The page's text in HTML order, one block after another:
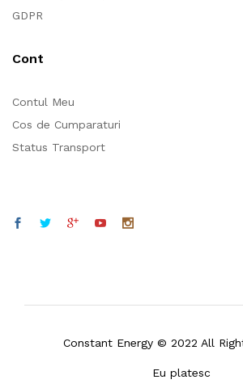
GDPR
Cont
Contul Meu
Cos de Cumparaturi
Status Transport
Constant Energy © 2022 All
Eu platesc